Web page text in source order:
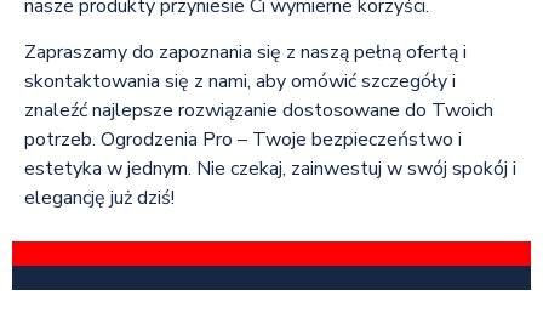
nasze produkty przyniesie Ci wymierne korzyści.
Zapraszamy do zapoznania się z naszą pełną ofertą i
skontaktowania się z nami, aby omówić szczegóły i
znaleźć najlepsze rozwiązanie dostosowane do Twoich
potrzeb. Ogrodzenia Pro – Twoje bezpieczeństwo i
estetyka w jednym. Nie czekaj, zainwestuj w swój spokój i
elegancję już dziś!